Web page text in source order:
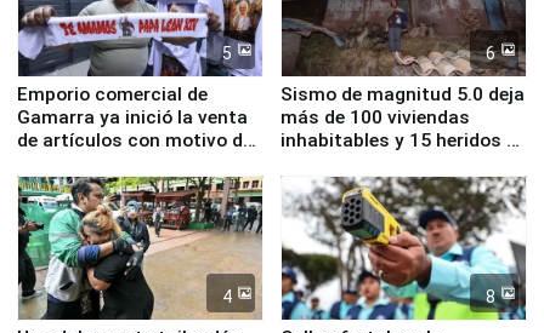
5
Emporio comercial de
Gamarra ya inició la venta
de artículos con motivo de
6
Sismo de magnitud 5.0 deja
más de 100 viviendas
inhabitables y 15 heridos en
4 8